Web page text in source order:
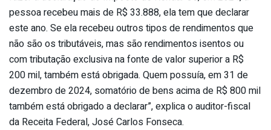
pessoa recebeu mais de R$ 33.888, ela tem que declarar
este ano. Se ela recebeu outros tipos de rendimentos que
não são os tributáveis, mas são rendimentos isentos ou
com tributação exclusiva na fonte de valor superior a R$
200 mil, também está obrigada. Quem possuía, em 31 de
dezembro de 2024, somatório de bens acima de R$ 800 mil
também está obrigado a declarar”, explica o auditor-fiscal
da Receita Federal, José Carlos Fonseca.